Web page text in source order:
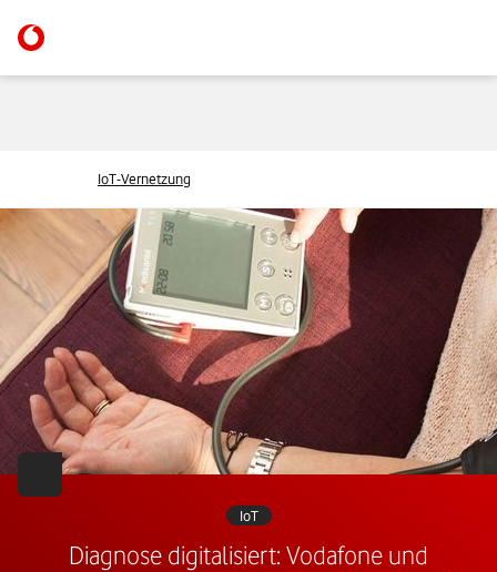
IoT-Vernetzung
IoT
Diagnose digitalisiert: Vodafone und